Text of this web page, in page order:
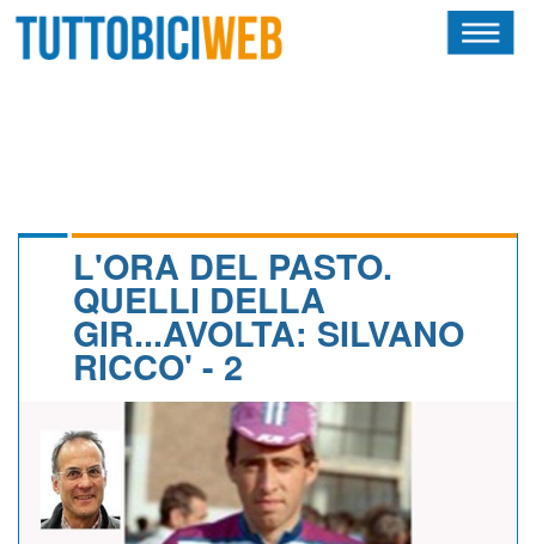
CALENDARIO
NEWSLETTER
L'ORA DEL PASTO.
QUELLI DELLA
GIR...AVOLTA: SILVANO
RICCO' - 2